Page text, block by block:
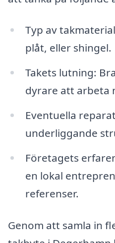
Typ av
plåt, eller shingel.
Takets lutning:
dyrare att arbeta
Eventuella
underliggande
Företagets
en lokal
referenser.
Genom att samla in